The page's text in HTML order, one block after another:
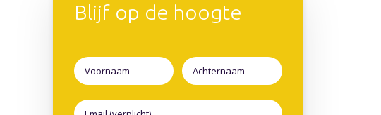
Blijf op de hoogte